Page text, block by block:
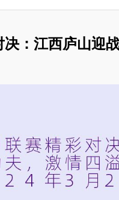
：江西庐山迎